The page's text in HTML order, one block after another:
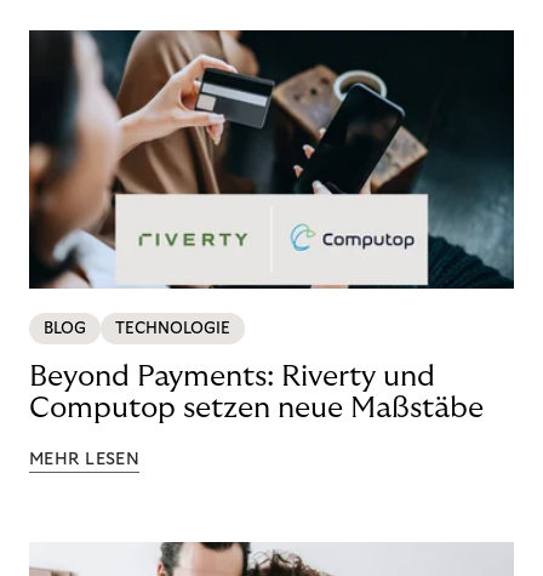
BLOG TECHNOLOGIE
Beyond Payments: Riverty und
Computop setzen neue Maßstäbe
MEHR LESEN